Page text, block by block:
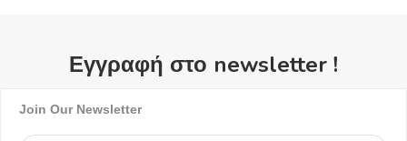
Εγγραφή στο newsletter !
Join Our Newsletter